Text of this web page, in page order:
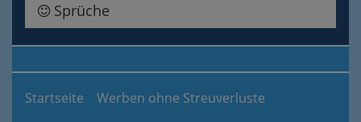
Sprüche
Startseite Werben ohne Streuverluste